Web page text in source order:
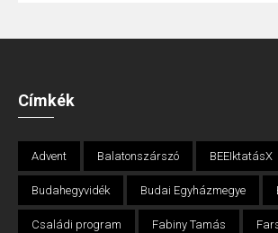
Címkék
Advent Balatonszárszó BEEIktatásX
Budahegyvidék Budai Egyházmegye
Családi program Fabiny Tamás